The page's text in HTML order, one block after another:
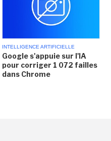
INTELLIGENCE ARTIFICIELLE
Google s'appuie sur l'IA
pour corriger 1 072 failles
dans Chrome